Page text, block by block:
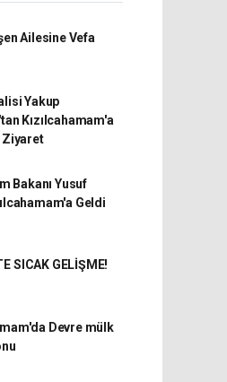
Ailesine Vefa
Yakup
Kızılcahamam'a
Ziyaret
Bakanı Yusuf
Geldi
SICAK GELİŞME!
Devre mülk